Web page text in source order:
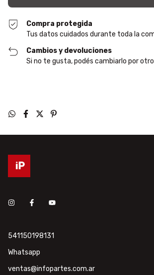
Compra protegida
Tus datos cuidados durante toda la
Cambios y devoluciones
Si no te gusta, podés cambiarlo por
541150198131
Whatsapp
ventas@infopartes.com.ar